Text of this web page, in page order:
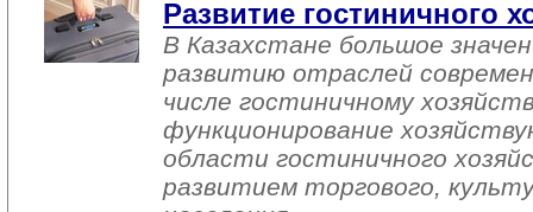
Развитие гостиничного
В Казахстане большое
развитию отраслей
числе гостиничному
функционирование
области гостиничного
развитием торгового,